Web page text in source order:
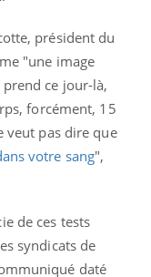
président du
"une image
ce jour-là,
forcément, 15
veut pas dire que
votre sang",
de ces tests
syndicats de
daté